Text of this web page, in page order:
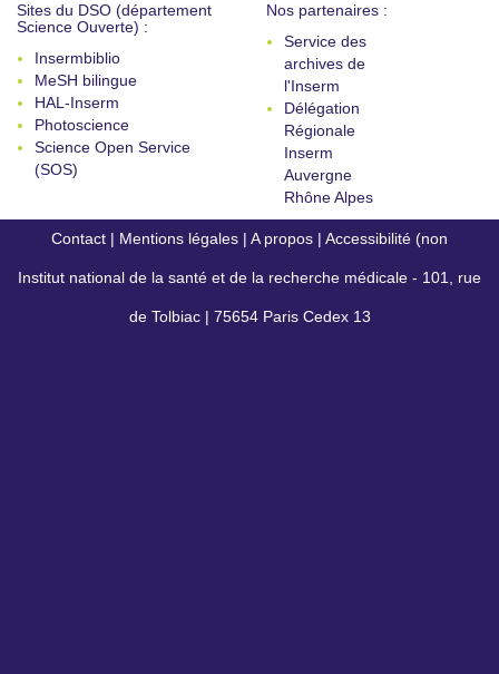
Sites du DSO (département
Science Ouverte) :
Insermbiblio
MeSH bilingue
HAL-Inserm
Photoscience
Science Open Service
(SOS)
Nos partenaires :
Service des
archives de
l'Inserm
Délégation
Régionale
Inserm
Auvergne
Rhône Alpes
Contact | Mentions légales | A propos | Accessibilité (non
conforme)
Institut national de la santé et de la recherche médicale - 101, rue
de Tolbiac | 75654 Paris Cedex 13